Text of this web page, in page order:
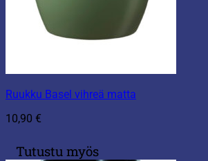
Ruukku Basel vihreä matta
10,90 €
Tutustu myös